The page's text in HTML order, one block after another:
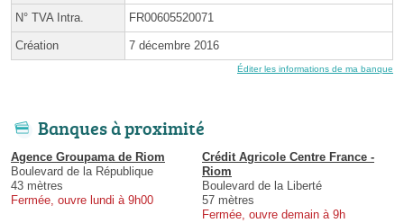
N° TVA Intra. FR00605520071
Création 7 décembre 2016
Éditer les informations de ma banque
Banques à proximité
Agence Groupama de Riom
Boulevard de la République
43 mètres
Fermée, ouvre lundi à 9h00
Crédit Agricole Centre France -
Riom
Boulevard de la Liberté
57 mètres
Fermée, ouvre demain à 9h